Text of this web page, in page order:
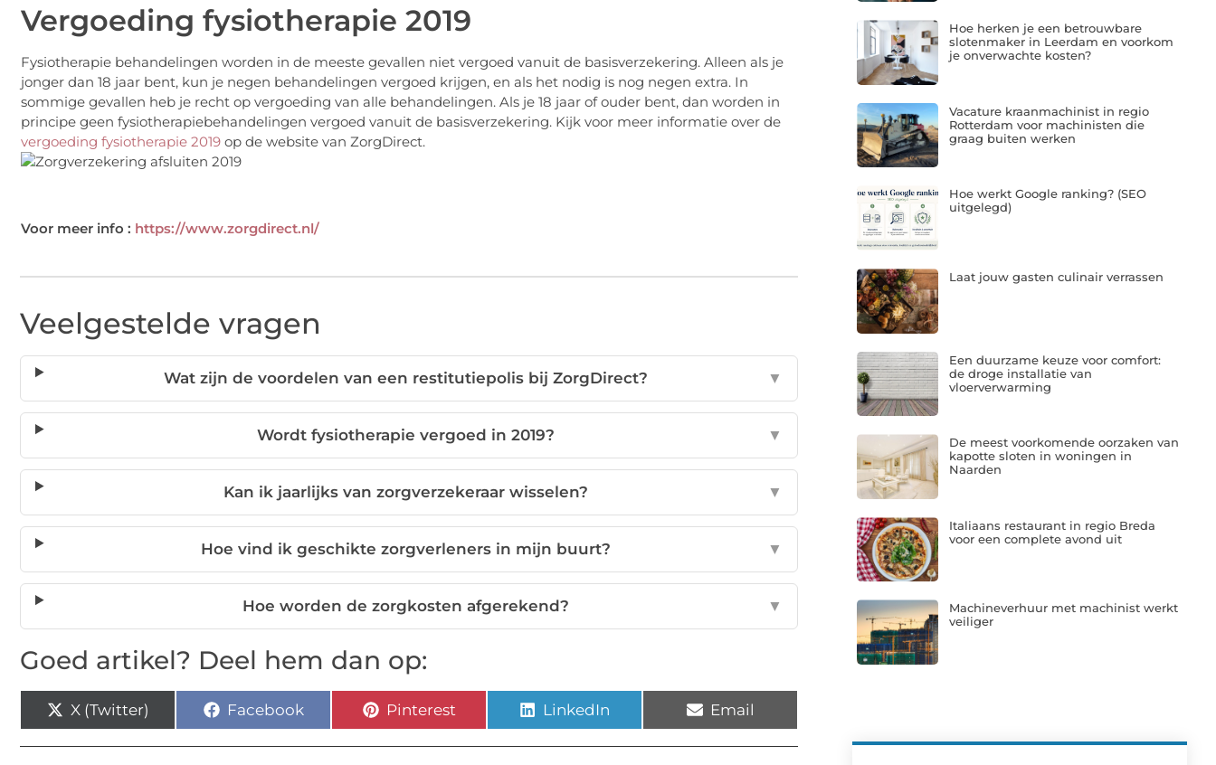
Vergoeding fysiotherapie 2019
Fysiotherapie behandelingen worden in de meeste gevallen niet vergoed vanuit de basisverzekering. Alleen als je
jonger dan 18 jaar bent, kun je negen behandelingen vergoed krijgen, en als het nodig is nog negen extra. In
sommige gevallen heb je recht op vergoeding van alle behandelingen. Als je 18 jaar of ouder bent, dan worden in
principe geen fysiotherapiebehandelingen vergoed vanuit de basisverzekering. Kijk voor meer informatie over de
vergoeding fysiotherapie 2019 op de website van ZorgDirect.
Voor meer info : https://www.zorgdirect.nl/
Veelgestelde vragen
Wat zijn de voordelen van een restitutiepolis bij ZorgDirect? ▼
Wordt fysiotherapie vergoed in 2019? ▼
Kan ik jaarlijks van zorgverzekeraar wisselen? ▼
Hoe vind ik geschikte zorgverleners in mijn buurt? ▼
Hoe worden de zorgkosten afgerekend? ▼
Goed artikel? Deel hem dan op:
X (Twitter) Facebook Pinterest LinkedIn Email
Hoe herken je een betrouwbare
slotenmaker in Leerdam en voorkom
je onverwachte kosten?
Vacature kraanmachinist in regio
Rotterdam voor machinisten die
graag buiten werken
Hoe werkt Google ranking? (SEO
uitgelegd)
Laat jouw gasten culinair verrassen
Een duurzame keuze voor comfort:
de droge installatie van
vloerverwarming
De meest voorkomende oorzaken van
kapotte sloten in woningen in
Naarden
Italiaans restaurant in regio Breda
voor een complete avond uit
Machineverhuur met machinist werkt
veiliger